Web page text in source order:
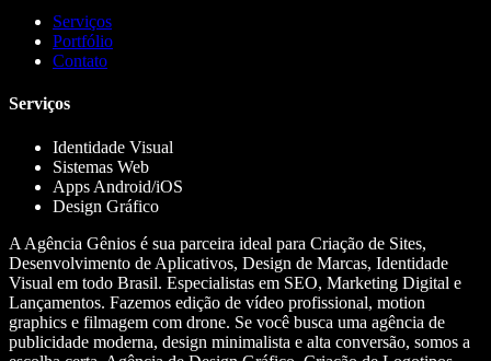
Serviços
Portfólio
Contato
Serviços
Identidade Visual
Sistemas Web
Apps Android/iOS
Design Gráfico
A Agência Gênios é sua parceira ideal para Criação de Sites,
Desenvolvimento de Aplicativos, Design de Marcas, Identidade
Visual em todo Brasil. Especialistas em SEO, Marketing Digital e
Lançamentos. Fazemos edição de vídeo profissional, motion
graphics e filmagem com drone. Se você busca uma agência de
publicidade moderna, design minimalista e alta conversão, somos a